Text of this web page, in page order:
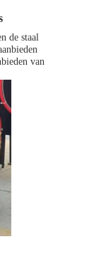
de staal
van